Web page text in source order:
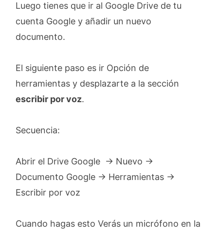
Luego tienes que ir al Google Drive de tu
cuenta Google y añadir un nuevo
documento.
El siguiente paso es ir Opción de
herramientas y desplazarte a la sección
escribir por voz.
Secuencia:
Abrir el Drive Google → Nuevo →
Documento Google → Herramientas →
Escribir por voz
Cuando hagas esto Verás un micrófono en la